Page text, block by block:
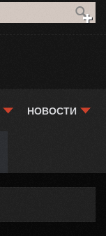
НОВОСТИ